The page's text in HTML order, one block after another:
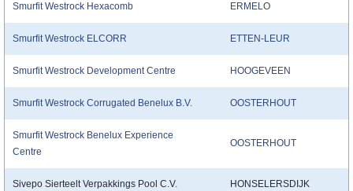
Smurfit Westrock Hexacomb ERMELO
Smurfit Westrock ELCORR ETTEN-LEUR
Smurfit Westrock Development Centre HOOGEVEEN
Smurfit Westrock Corrugated Benelux B.V. OOSTERHOUT
Smurfit Westrock Benelux Experience
Centre
OOSTERHOUT
Sivepo Sierteelt Verpakkings Pool C.V. HONSELERSDIJK